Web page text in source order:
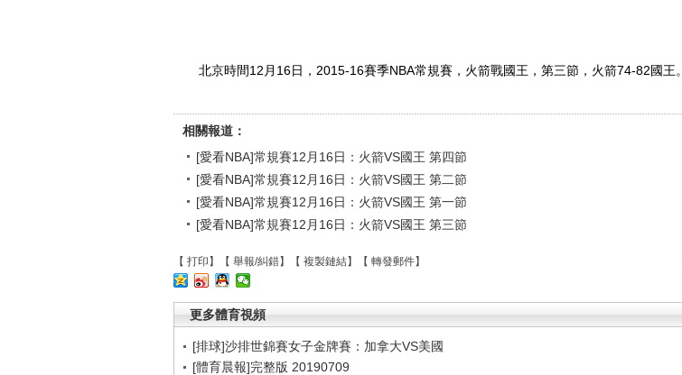
北京時間12月16日，2015-16賽季NBA常規賽，火箭戰國王，第三節，火箭74-82國王。
相關報道：
[愛看NBA]常規賽12月16日：火箭VS國王 第四節
[愛看NBA]常規賽12月16日：火箭VS國王 第二節
[愛看NBA]常規賽12月16日：火箭VS國王 第一節
[愛看NBA]常規賽12月16日：火箭VS國王 第三節
【 打印 】【 舉報/糾錯】【 複製鏈結】【 轉發郵件】
更多體育視頻
[排球]沙排世錦賽女子金牌賽：加拿大VS美國
[體育晨報]完整版 20190709